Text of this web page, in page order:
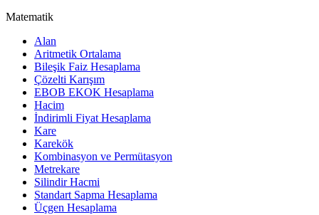
Matematik
Alan
Aritmetik Ortalama
Bileşik Faiz Hesaplama
Çözelti Karışım
EBOB EKOK Hesaplama
Hacim
İndirimli Fiyat Hesaplama
Kare
Karekök
Kombinasyon ve Permütasyon
Metrekare
Silindir Hacmi
Standart Sapma Hesaplama
Üçgen Hesaplama